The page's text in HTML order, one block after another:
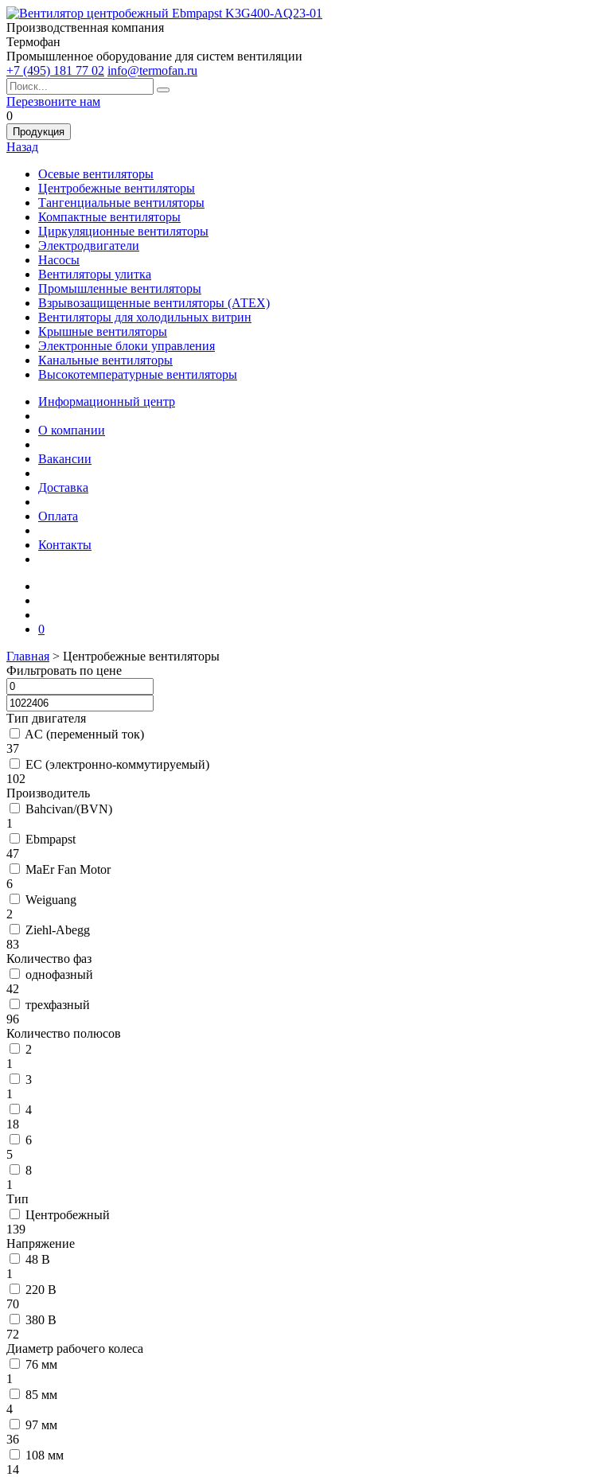
Производственная компания
Термофан
Промышленное оборудование для систем вентиляции
+7 (495) 181 77 02 info@termofan.ru
Перезвоните нам
0
Продукция
Назад
Осевые вентиляторы
Центробежные вентиляторы
Тангенциальные вентиляторы
Компактные вентиляторы
Циркуляционные вентиляторы
Электродвигатели
Насосы
Вентиляторы улитка
Промышленные вентиляторы
Взрывозащищенные вентиляторы (АТЕХ)
Вентиляторы для холодильных витрин
Крышные вентиляторы
Электронные блоки управления
Канальные вентиляторы
Высокотемпературные вентиляторы
Информационный центр
О компании
Вакансии
Доставка
Оплата
Контакты
0
Главная > Центробежные вентиляторы
Фильтровать по цене
Тип двигателя
AC (переменный ток)
37
EC (электронно-коммутируемый)
102
Производитель
Bahcivan/(BVN)
1
Ebmpapst
47
MaEr Fan Motor
6
Weiguang
2
Ziehl-Abegg
83
Количество фаз
однофазный
42
трехфазный
96
Количество полюсов
2
1
3
1
4
18
6
5
8
1
Тип
Центробежный
139
Напряжение
48 В
1
220 В
70
380 В
72
Диаметр рабочего колеса
76 мм
1
85 мм
4
97 мм
36
108 мм
14